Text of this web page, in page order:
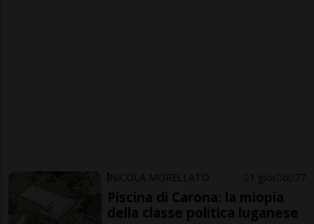
NICOLA MORELLATO 1 gior 6 27
Piscina di Carona: la miopia
della classe politica luganese